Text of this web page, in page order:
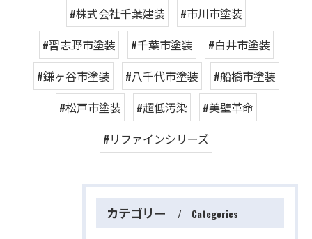
#株式会社千葉建装
#市川市塗装
#習志野市塗装
#千葉市塗装
#白井市塗装
#鎌ヶ谷市塗装
#八千代市塗装
#船橋市塗装
#松戸市塗装
#超低汚染
#美壁革命
#リファインシリーズ
カテゴリー Categories